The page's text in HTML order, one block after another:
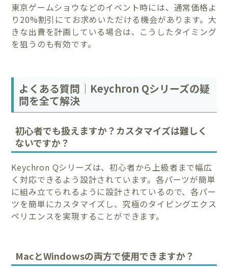
東京ゲームショウなどのイベント時には、通常価格よ
り20%割引にてお求めいただける機会があります。大
きな出費を計画している場合は、こうしたタイミング
を狙うのも有効です。
よくある質問｜Keychron Qシリーズの疑
問を全て解決
初心者でも扱えますか？カスタマイズは難しく
ないですか？
Keychron Qシリーズは、初心者から上級者まで幅広
く対応できるよう設計されています。各パーツが簡単
に組み立てられるように設計されているので、各パー
ツを簡単にカスタマイズし、究極のタイピングエクス
ペリエンスを実現することができます。
MacとWindowsの両方で使用できますか？